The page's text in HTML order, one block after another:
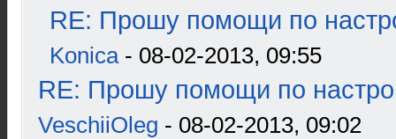
RE: Прошу помощи по
Konica- 08-02-2013, 09:55
RE: Прошу помощи по
VeschiiOleg - 08-02-2013, 09:02